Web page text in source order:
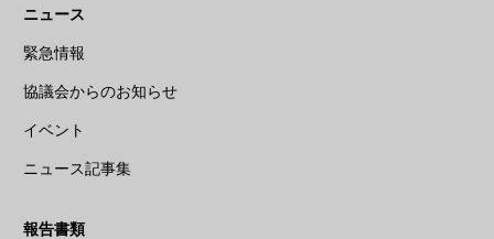
ニュース
緊急情報
協議会からのお知らせ
イベント
ニュース記事集
報告書類